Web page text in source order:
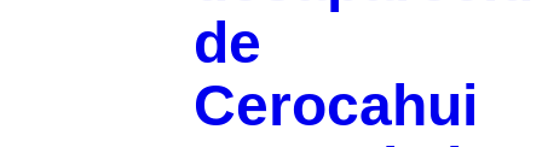
de
Cerocahui